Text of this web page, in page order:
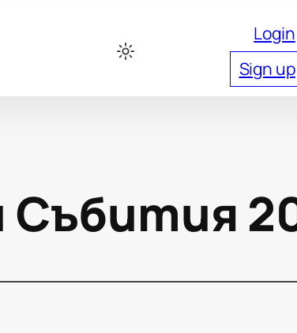
Login
Sign up
Събития